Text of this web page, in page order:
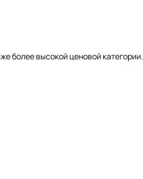
более высокой ценовой категории.